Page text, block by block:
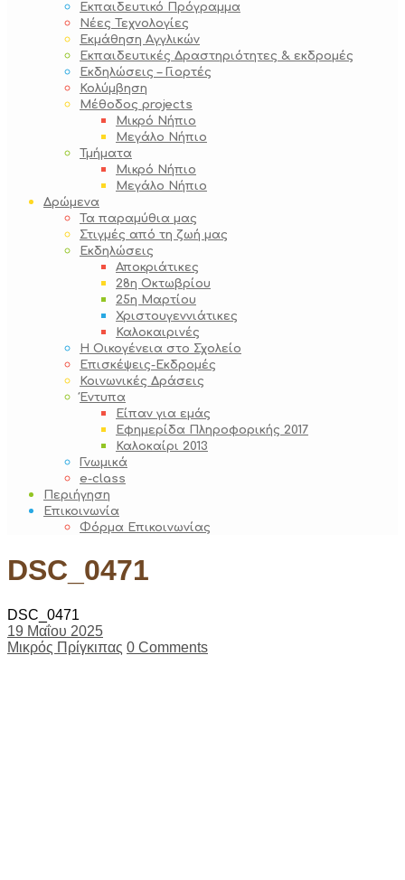
Εκπαιδευτικό Πρόγραμμα
Νέες Τεχνολογίες
Εκμάθηση Αγγλικών
Εκπαιδευτικές Δραστηριότητες & εκδρομές
Εκδηλώσεις – Γιορτές
Κολύμβηση
Μέθοδος projects
Μικρό Νήπιο
Μεγάλο Νήπιο
Τμήματα
Μικρό Νήπιο
Μεγάλο Νήπιο
Δρώμενα
Τα παραμύθια μας
Στιγμές από τη ζωή μας
Εκδηλώσεις
Αποκριάτικες
28η Οκτωβρίου
25η Μαρτίου
Χριστουγεννιάτικες
Καλοκαιρινές
Η Οικογένεια στο Σχολείο
Επισκέψεις-Εκδρομές
Κοινωνικές Δράσεις
Έντυπα
Είπαν για εμάς
Εφημερίδα Πληροφορικής 2017
Καλοκαίρι 2013
Γνωμικά
e-class
Περιήγηση
Επικοινωνία
Φόρμα Επικοινωνίας
DSC_0471
DSC_0471
19 Μαΐου 2025
Μικρός Πρίγκιπας 0 Comments